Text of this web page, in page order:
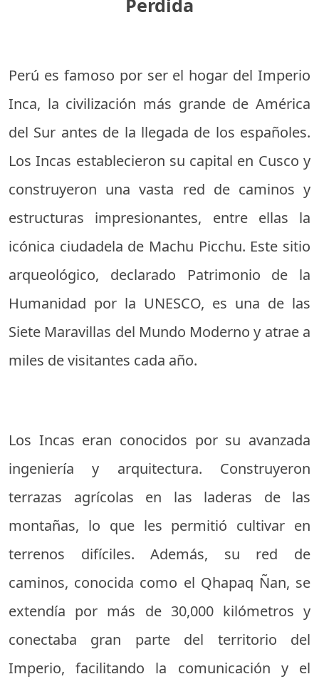
Perdida
Perú es famoso por ser el hogar del Imperio
Inca, la civilización más grande de América
del Sur antes de la llegada de los españoles.
Los Incas establecieron su capital en Cusco y
construyeron una vasta red de caminos y
estructuras impresionantes, entre ellas la
icónica ciudadela de Machu Picchu. Este sitio
arqueológico, declarado Patrimonio de la
Humanidad por la UNESCO, es una de las
Siete Maravillas del Mundo Moderno y atrae a
miles de visitantes cada año.
Los Incas eran conocidos por su avanzada
ingeniería y arquitectura. Construyeron
terrazas agrícolas en las laderas de las
montañas, lo que les permitió cultivar en
terrenos difíciles. Además, su red de
caminos, conocida como el Qhapaq Ñan, se
extendía por más de 30,000 kilómetros y
conectaba gran parte del territorio del
Imperio, facilitando la comunicación y el